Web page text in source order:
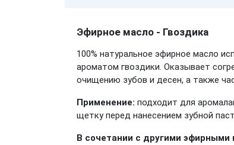
Эфирное масло - Гвоздика
100% натуральное эфирное масло
ароматом гвоздики. Оказывает
очищению зубов и десен, а также
Применение: подходит для
щетку перед нанесением зубной
В сочетании с другими